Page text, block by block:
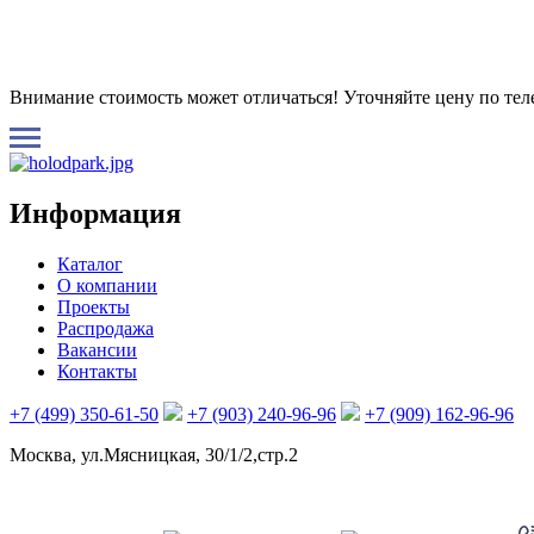
Внимание стоимость может отличаться! Уточняйте цену по
Информация
Каталог
О компании
Проекты
Распродажа
Вакансии
Контакты
+7 (499) 350-61-50 +7 (903) 240-96-96
+7 (909) 162-96-96
Москва, ул.Мясницкая, 30/1/2,стр.2